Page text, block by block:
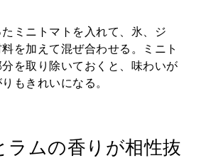
ミニトマトを入れて、氷、ジ
を加えて混ぜ合わせる。ミニト
を取り除いておくと、味わいが
もきれいになる。
ラムの香りが相性抜